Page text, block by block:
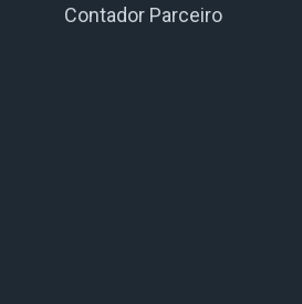
Contador Parceiro